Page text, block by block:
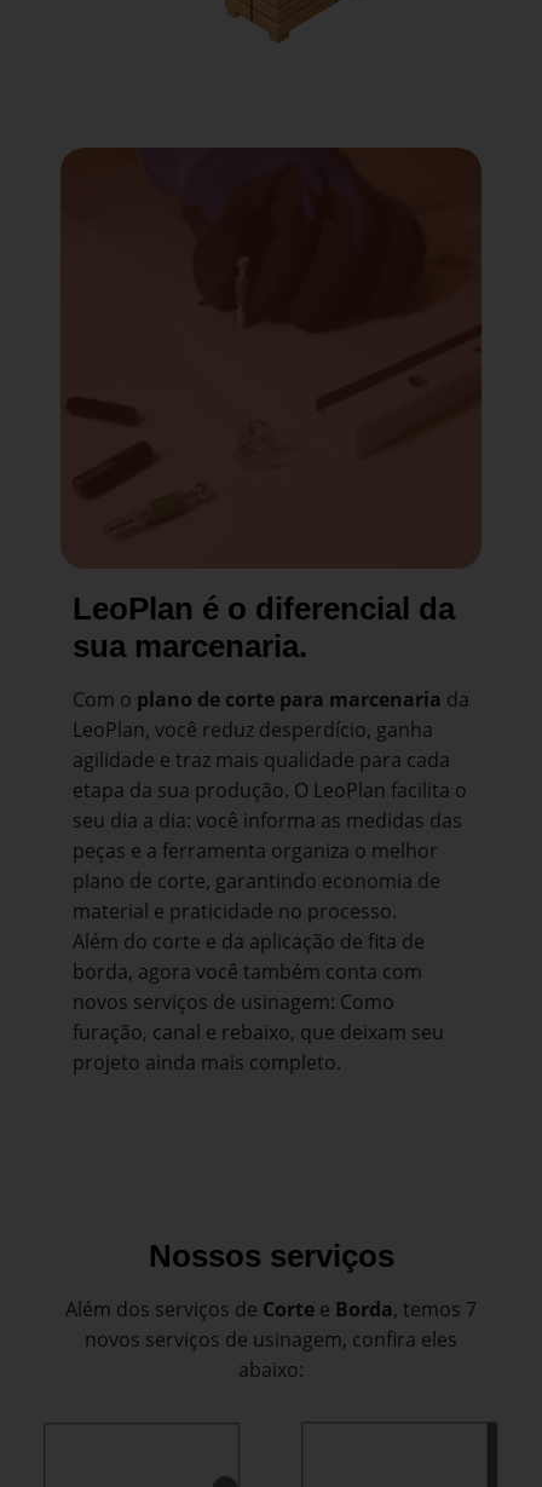
LeoPlan é o diferencial da
sua marcenaria.
Com o plano de corte para marcenaria da
LeoPlan, você reduz desperdício, ganha
agilidade e traz mais qualidade para cada
etapa da sua produção. O LeoPlan facilita o
seu dia a dia: você informa as medidas das
peças e a ferramenta organiza o melhor
plano de corte, garantindo economia de
material e praticidade no processo.
Além do corte e da aplicação de fita de
borda, agora você também conta com
novos serviços de usinagem: Como
furação, canal e rebaixo, que deixam seu
projeto ainda mais completo.
Nossos serviços
Além dos serviços de Corte e Borda, temos 7
novos serviços de usinagem, confira eles
abaixo: